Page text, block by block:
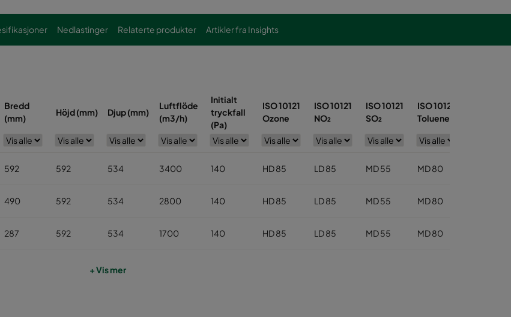
Nedlastinger Relaterte produkter Artikler fra Insights
Bredd
(mm)
Höjd (mm) Djup (mm)
Luftflöde
(m3/h)
Initialt
tryckfall
(Pa)
ISO 10121
Ozone
ISO 10121
NO₂
ISO 10121
SO₂
ISO 10121
Toluene
592 592 534 3400 140 HD 85 LD 85 MD 55 MD 80
490 592 534 2800 140 HD 85 LD 85 MD 55 MD 80
287 592 534 1700 140 HD 85 LD 85 MD 55 MD 80
+ Vis mer